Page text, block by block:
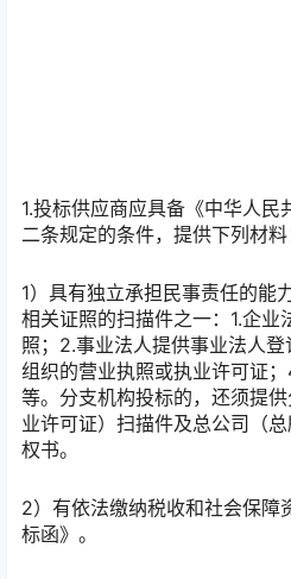
1.投标供应商应具备《中华人
二条规定的条件，提供下列材料
1）具有独立承担民事责任的能
相关证照的扫描件之一：1.企业
照；2.事业法人提供事业法人
组织的营业执照或执业许可证
等。分支机构投标的，还须提
业许可证）扫描件及总公司（
权书。
2）有依法缴纳税收和社会保障
标函》。